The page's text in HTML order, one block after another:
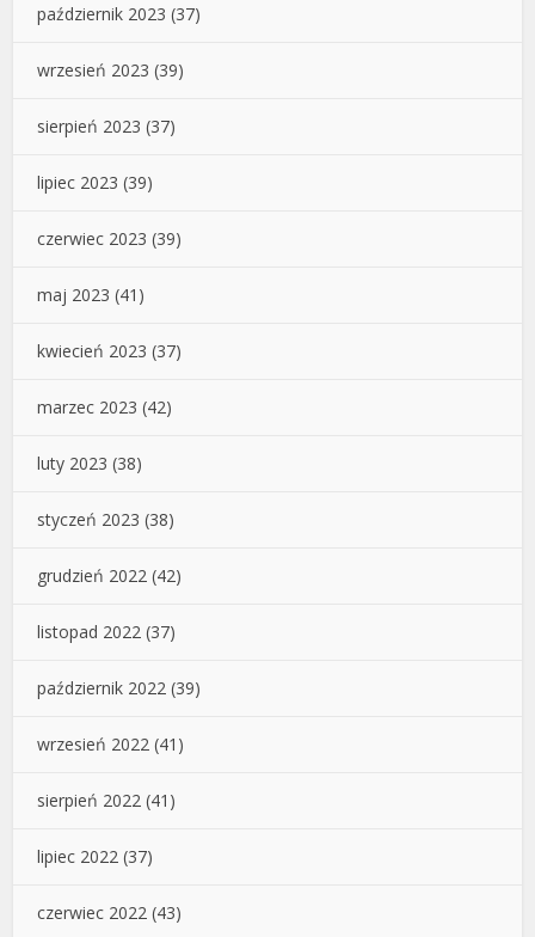
październik 2023 (37)
wrzesień 2023 (39)
sierpień 2023 (37)
lipiec 2023 (39)
czerwiec 2023 (39)
maj 2023 (41)
kwiecień 2023 (37)
marzec 2023 (42)
luty 2023 (38)
styczeń 2023 (38)
grudzień 2022 (42)
listopad 2022 (37)
październik 2022 (39)
wrzesień 2022 (41)
sierpień 2022 (41)
lipiec 2022 (37)
czerwiec 2022 (43)